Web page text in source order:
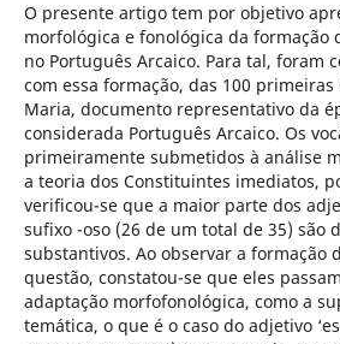
O presente artigo tem por objetivo
morfológica e fonológica da formação
no Português Arcaico. Para tal, foram
com essa formação, das 100 primeiras
Maria, documento representativo da
considerada Português Arcaico. Os
primeiramente submetidos à análise
a teoria dos Constituintes imediatos,
verificou-se que a maior parte dos
sufixo -oso (26 de um total de 35) são
substantivos. Ao observar a formação
questão, constatou-se que eles
adaptação morfofonológica, como a
temática, o que é o caso do adjetivo